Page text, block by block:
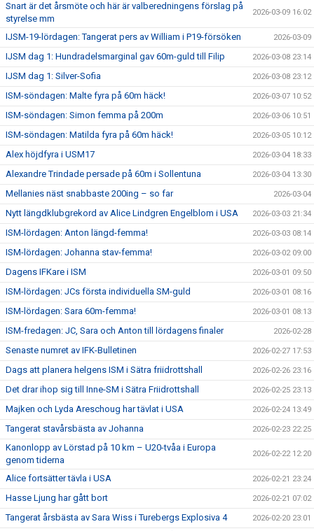
Snart är det årsmöte och här är valberedningens förslag på
styrelse mm
2026-03-09 16:02
IJSM-19-lördagen: Tangerat pers av William i P19-försöken 2026-03-09
IJSM dag 1: Hundradelsmarginal gav 60m-guld till Filip 2026-03-08 23:14
IJSM dag 1: Silver-Sofia 2026-03-08 23:12
ISM-söndagen: Malte fyra på 60m häck! 2026-03-07 10:52
ISM-söndagen: Simon femma på 200m 2026-03-06 10:51
ISM-söndagen: Matilda fyra på 60m häck! 2026-03-05 10:12
Alex höjdfyra i USM17 2026-03-04 18:33
Alexandre Trindade persade på 60m i Sollentuna 2026-03-04 13:30
Mellanies näst snabbaste 200ing – so far 2026-03-04
Nytt längdklubgrekord av Alice Lindgren Engelblom i USA 2026-03-03 21:34
ISM-lördagen: Anton längd-femma! 2026-03-03 08:14
ISM-lördagen: Johanna stav-femma! 2026-03-02 09:00
Dagens IFKare i ISM 2026-03-01 09:50
ISM-lördagen: JCs första individuella SM-guld 2026-03-01 08:16
ISM-lördagen: Sara 60m-femma! 2026-03-01 08:13
ISM-fredagen: JC, Sara och Anton till lördagens finaler 2026-02-28
Senaste numret av IFK-Bulletinen 2026-02-27 17:53
Dags att planera helgens ISM i Sätra friidrottshall 2026-02-26 23:16
Det drar ihop sig till Inne-SM i Sätra Friidrottshall 2026-02-25 23:13
Majken och Lyda Areschoug har tävlat i USA 2026-02-24 13:49
Tangerat stavårsbästa av Johanna 2026-02-23 22:25
Kanonlopp av Lörstad på 10 km – U20-tvåa i Europa
genom tiderna
2026-02-22 12:20
Alice fortsätter tävla i USA 2026-02-21 23:24
Hasse Ljung har gått bort 2026-02-21 07:02
Tangerat årsbästa av Sara Wiss i Turebergs Explosiva 4 2026-02-20 23:01